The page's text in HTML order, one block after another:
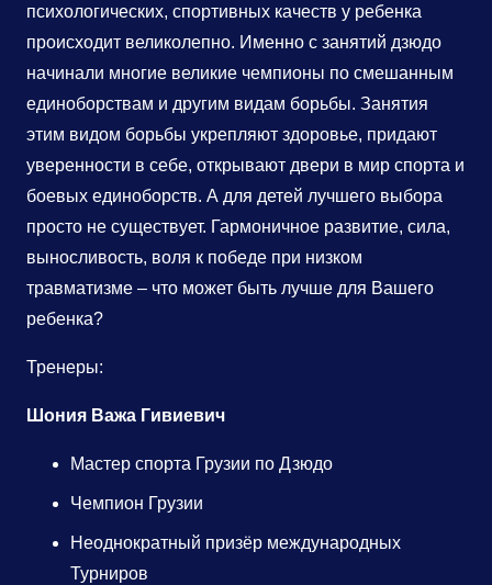
психологических, спортивных качеств у ребенка
происходит великолепно. Именно с занятий дзюдо
начинали многие великие чемпионы по смешанным
единоборствам и другим видам борьбы. Занятия
этим видом борьбы укрепляют здоровье, придают
уверенности в себе, открывают двери в мир спорта и
боевых единоборств. А для детей лучшего выбора
просто не существует. Гармоничное развитие, сила,
выносливость, воля к победе при низком
травматизме – что может быть лучше для Вашего
ребенка?
Тренеры:
Шония Важа Гивиевич
Мастер спорта Грузии по Дзюдо
Чемпион Грузии
Неоднократный призёр международных
Турниров